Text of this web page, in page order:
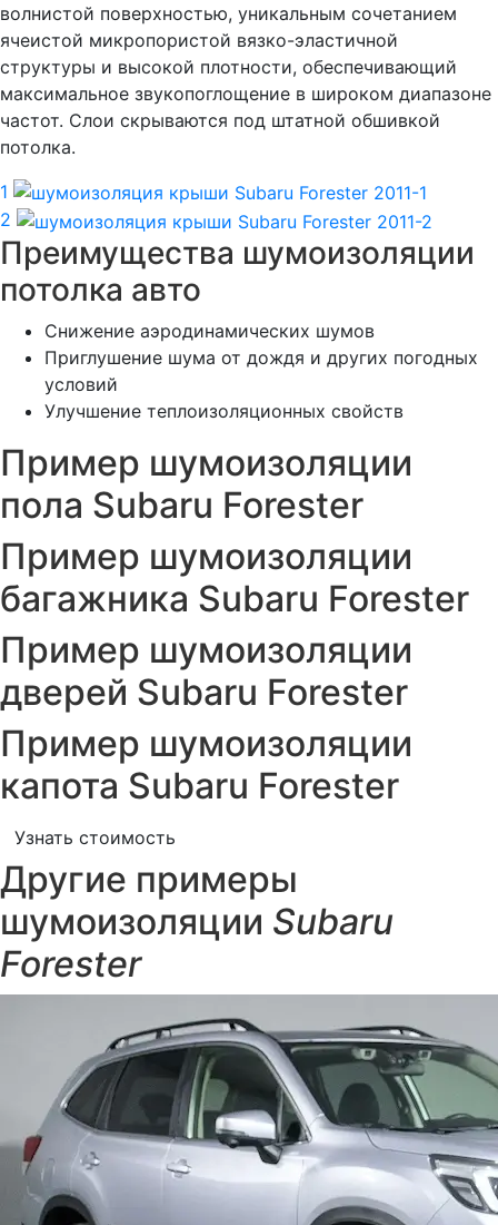
волнистой поверхностью, уникальным сочетанием
ячеистой микропористой вязко-эластичной
структуры и высокой плотности, обеспечивающий
максимальное звукопоглощение в широком диапазоне
частот. Слои скрываются под штатной обшивкой
потолка.
1
2
Преимущества шумоизоляции
потолка авто
Снижение аэродинамических шумов
Приглушение шума от дождя и других погодных
условий
Улучшение теплоизоляционных свойств
Пример шумоизоляции
пола Subaru Forester
Пример шумоизоляции
багажника Subaru Forester
Пример шумоизоляции
дверей Subaru Forester
Пример шумоизоляции
капота Subaru Forester
Узнать стоимость
Другие примеры
шумоизоляции Subaru
Forester